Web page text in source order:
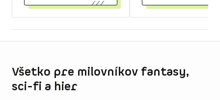
Všetko pre milovníkov fantasy,
sci-fi a hier